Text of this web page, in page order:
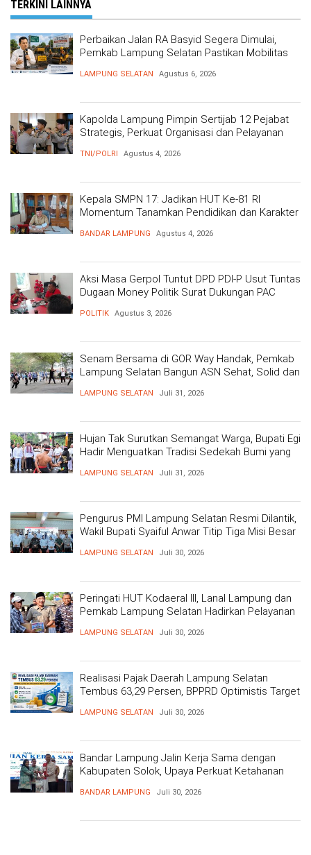
TERKINI LAINNYA
Perbaikan Jalan RA Basyid Segera Dimulai,
Pemkab Lampung Selatan Pastikan Mobilitas
LAMPUNG SELATAN Agustus 6, 2026
Kapolda Lampung Pimpin Sertijab 12 Pejabat
Strategis, Perkuat Organisasi dan Pelayanan
TNI/POLRI Agustus 4, 2026
Kepala SMPN 17: Jadikan HUT Ke-81 RI
Momentum Tanamkan Pendidikan dan Karakter
BANDAR LAMPUNG Agustus 4, 2026
Aksi Masa Gerpol Tuntut DPD PDI-P Usut Tuntas
Dugaan Money Politik Surat Dukungan PAC
POLITIK Agustus 3, 2026
Senam Bersama di GOR Way Handak, Pemkab
Lampung Selatan Bangun ASN Sehat, Solid dan
LAMPUNG SELATAN Juli 31, 2026
Hujan Tak Surutkan Semangat Warga, Bupati Egi
Hadir Menguatkan Tradisi Sedekah Bumi yang
LAMPUNG SELATAN Juli 31, 2026
Pengurus PMI Lampung Selatan Resmi Dilantik,
Wakil Bupati Syaiful Anwar Titip Tiga Misi Besar
LAMPUNG SELATAN Juli 30, 2026
Peringati HUT Kodaeral III, Lanal Lampung dan
Pemkab Lampung Selatan Hadirkan Pelayanan
LAMPUNG SELATAN Juli 30, 2026
Realisasi Pajak Daerah Lampung Selatan
Tembus 63,29 Persen, BPPRD Optimistis Target
LAMPUNG SELATAN Juli 30, 2026
Bandar Lampung Jalin Kerja Sama dengan
Kabupaten Solok, Upaya Perkuat Ketahanan
BANDAR LAMPUNG Juli 30, 2026